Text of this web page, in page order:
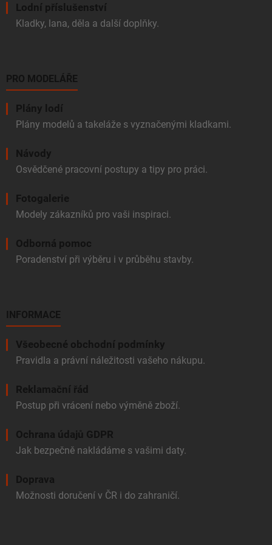
Lodní příslušenství
Kladky, lana, děla a další doplňky.
PRO MODELÁŘE
Plány lodí
Plány modelů a takeláže s vyznačenými kladkami.
Návody
Osvědčené pracovní postupy a tipy pro práci.
Fotogalerie
Modely zákazníků pro vaši inspiraci.
Odborná pomoc
Poradenství při výběru i v průběhu stavby.
INFORMACE
Všeobecné obchodní podmínky
Pravidla a právní náležitosti vašeho nákupu.
Reklamační řád
Postup při vrácení nebo výměně zboží.
Ochrana údajů GDPR
Jak bezpečně nakládáme s vašimi daty.
Doprava
Možnosti doručení v ČR i do zahraničí.